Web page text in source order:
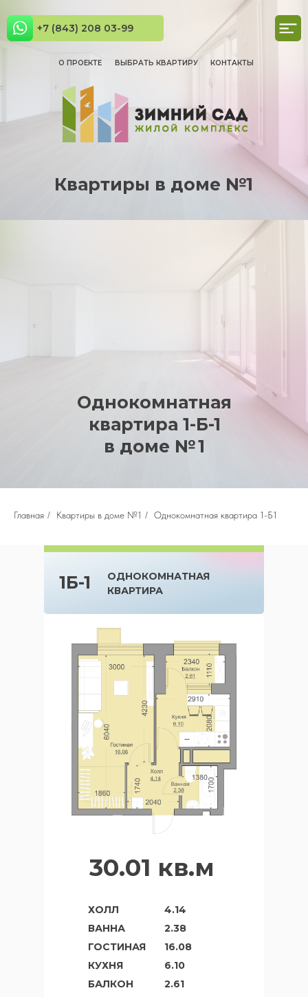
О ПРОЕКТЕ ВЫБРАТЬ КВАРТИРУ КОНТАКТЫ
+7 (843) 208 03-99
Квартиры в доме №1
Однокомнатная
квартира 1-Б-1
в доме № 1
Главная / Квартиры в доме №1 / Однокомнатная квартира 1-Б1
30.01 кв.м
ОДНОКОМНАТНАЯ
КВАРТИРА
ХОЛЛ
КУХНЯ
ВАННА
ГОСТИНАЯ
БАЛКОН
4.14
6.10
2.38
16.08
2.61
1Б-1